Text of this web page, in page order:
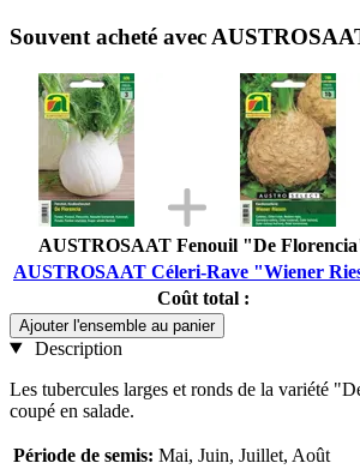
Souvent acheté avec
AUSTROSAAT Fenouil "De
AUSTROSAAT Céleri-Rave "Wiener
Coût total :
Ajouter l'ensemble au panier
Description
Les tubercules larges et ronds de la variété
coupé en salade.
Période de semis: Mai, Juin, Juillet, Août